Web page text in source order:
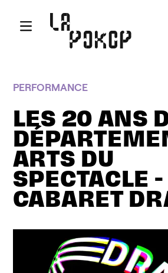
PERFORMANCE
LES 20 ANS
ARTS DU
SPECTACLE -
CABARET
Programmation
Résidence
Actualités
Billetterie
Infos pratiques
Newsletter